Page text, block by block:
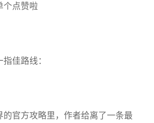
个点赞啦
佳路线：
的官方攻略里，作者给离了一条最